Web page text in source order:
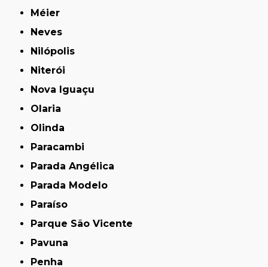
Méier
Neves
Nilópolis
Niterói
Nova Iguaçu
Olaria
Olinda
Paracambi
Parada Angélica
Parada Modelo
Paraíso
Parque São Vicente
Pavuna
Penha